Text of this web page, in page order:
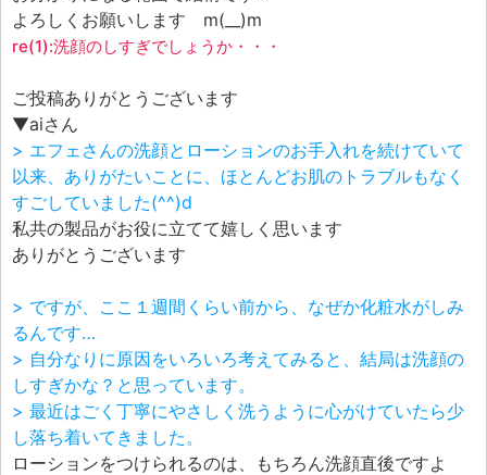
よろしくお願いします m(__)m
re(1):洗顔のしすぎでしょうか・・・
ご投稿ありがとうございます
▼aiさん
> エフェさんの洗顔とローションのお手入れを続けていて
以来、ありがたいことに、ほとんどお肌のトラブルもなく
すごしていました(^^)d
私共の製品がお役に立てて嬉しく思います
ありがとうございます
> ですが、ここ１週間くらい前から、なぜか化粧水がしみ
るんです…
> 自分なりに原因をいろいろ考えてみると、結局は洗顔の
しすぎかな？と思っています。
> 最近はごく丁寧にやさしく洗うように心がけていたら少
し落ち着いてきました。
ローションをつけられるのは、もちろん洗顔直後ですよ